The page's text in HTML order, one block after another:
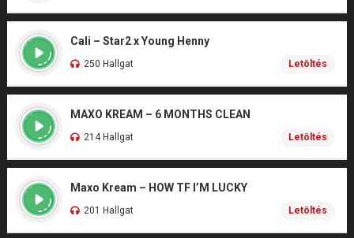
Cali – Star2 x Young Henny
250 Hallgat Letöltés
MAXO KREAM – 6 MONTHS CLEAN
214 Hallgat Letöltés
Maxo Kream – HOW TF I’M LUCKY
201 Hallgat Letöltés